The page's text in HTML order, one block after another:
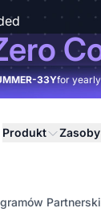
33Yfor
Produkt Zasoby